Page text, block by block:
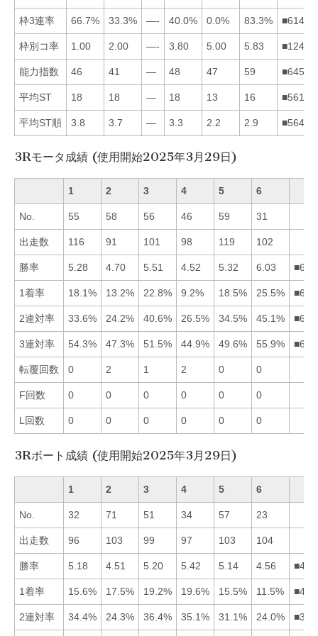
枠3連率 66.7% 33.3% —- 40.0% 0.0% 83.3%
枠別コ率 1.00 2.00 —- 3.80 5.00 5.83
能力指数 46 41 — 48 47 59
平均ST 18 18 — 18 13 16
平均ST順 3.8 3.7 — 3.3 2.2 2.9
3Rモータ成績 (使用開始2025年3月29日)
1 2 3 4 5 6
No. 55 58 56 46 59 31
出走数 116 91 101 98 119 102
勝率 5.28 4.70 5.51 4.52 5.32 6.03
1着率 18.1% 13.2% 22.8% 9.2% 18.5% 25.5%
2連対率 33.6% 24.2% 40.6% 26.5% 34.5% 45.1%
3連対率 54.3% 47.3% 51.5% 44.9% 49.6% 55.9%
転覆回数 0 2 1 2 0 0
F回数 0 0 0 0 0 0
L回数 0 0 0 0 0 0
3Rボート成績 (使用開始2025年3月29日)
1 2 3 4 5 6
No. 32 71 51 34 57 23
出走数 96 103 99 97 103 104
勝率 5.18 4.51 5.20 5.42 5.14 4.56
1着率 15.6% 17.5% 19.2% 19.6% 15.5% 11.5%
2連対率 34.4% 24.3% 36.4% 35.1% 31.1% 24.0%